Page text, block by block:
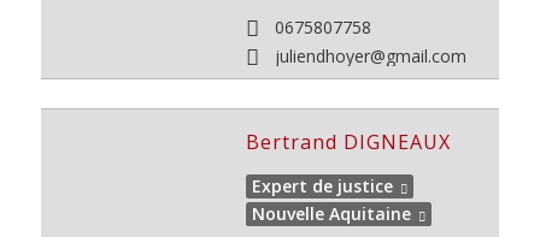
0675807758
juliendhoyer@gmail.com
Bertrand DIGNEAUX
Expert de justice
Nouvelle Aquitaine